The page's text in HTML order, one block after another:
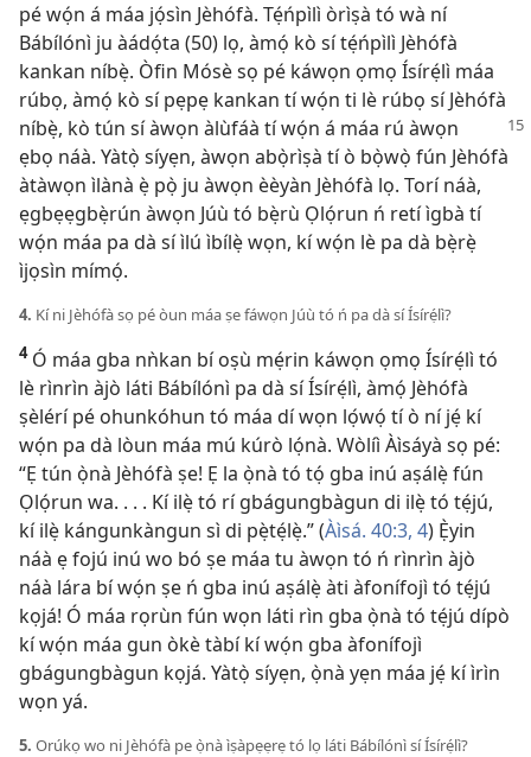
pé wọ́n á máa jọ́sìn Jèhófà. Tẹ́ńpìlì òrìṣà tó wà ní
Bábílónì ju àádọ́ta (50) lọ, àmọ́ kò sí tẹ́ńpìlì Jèhófà
kankan níbẹ̀. Òfin Mósè sọ pé káwọn ọmọ Ísírẹ́lì máa
rúbọ, àmọ́ kò sí pẹpẹ kankan tí wọ́n ti lè rúbọ sí Jèhófà
níbẹ̀, kò tún sí àwọn àlùfáà tí wọ́n á máa rú àwọn
ẹbọ náà. Yàtọ̀ síyẹn, àwọn abọ̀rìṣà tí ò bọ̀wọ̀ fún Jèhófà
àtàwọn ìlànà ẹ̀ pọ̀ ju àwọn èèyàn Jèhófà lọ. Torí náà,
ẹgbẹẹgbẹ̀rún àwọn Júù tó bẹ̀rù Ọlọ́run ń retí ìgbà tí
wọ́n máa pa dà sí ìlú ìbílẹ̀ wọn, kí wọ́n lè pa dà bẹ̀rẹ̀
ìjọsìn mímọ́.
4. Kí ni Jèhófà sọ pé òun máa ṣe fáwọn Júù tó ń pa dà sí Ísírẹ́lì?
4Ó máa gba nǹkan bí oṣù mẹ́rin káwọn ọmọ Ísírẹ́lì tó
lè rìnrìn àjò láti Bábílónì pa dà sí Ísírẹ́lì, àmọ́ Jèhófà
ṣèlérí pé ohunkóhun tó máa dí wọn lọ́wọ́ tí ò ní jẹ́ kí
wọ́n pa dà lòun máa mú kúrò lọ́nà. Wòlíì Àìsáyà sọ pé:
“Ẹ tún ọ̀nà Jèhófà ṣe! Ẹ la ọ̀nà tó tọ́ gba inú aṣálẹ̀ fún
Ọlọ́run wa. . . . Kí ilẹ̀ tó rí gbágungbàgun di ilẹ̀ tó tẹ́jú,
kí ilẹ̀ kángunkàngun sì di pẹ̀tẹ́lẹ̀.” (Àìsá. 40:3, 4) Ẹ̀yin
náà ẹ fojú inú wo bó ṣe máa tu àwọn tó ń rìnrìn àjò
náà lára bí wọ́n ṣe ń gba inú aṣálẹ̀ àti àfonífojì tó tẹ́jú
kọjá! Ó máa rọrùn fún wọn láti rìn gba ọ̀nà tó tẹ́jú dípò
kí wọ́n máa gun òkè tàbí kí wọ́n gba àfonífojì
gbágungbàgun kọjá. Yàtọ̀ síyẹn, ọ̀nà yẹn máa jẹ́ kí ìrìn
wọn yá.
5. Orúkọ wo ni Jèhófà pe ọ̀nà ìṣàpẹẹrẹ tó lọ láti Bábílónì sí Ísírẹ́lì?